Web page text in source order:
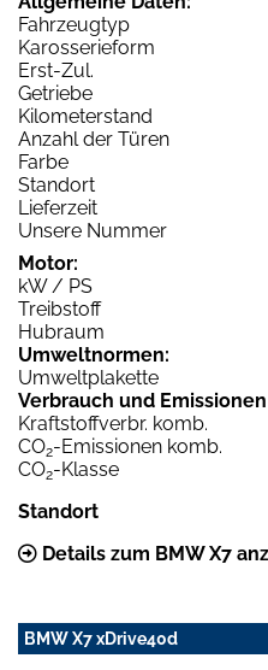
Fahrzeugtyp
Karosserieform
Erst-Zul.
Getriebe
Kilometerstand
Anzahl der Türen
Farbe
Standort
Lieferzeit
Unsere Nummer
Motor:
kW / PS
Treibstoff
Hubraum
Umweltnormen:
Umweltplakette
Verbrauch und Emissionen
Kraftstoffverbr. komb.
CO2-Emissionen komb.
CO2-Klasse
Standort
Details zum BMW X7
BMW X7 xDrive40d